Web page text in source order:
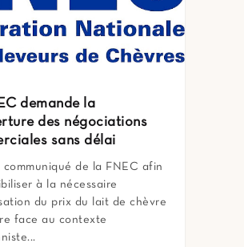
demande la
des négociations
sans délai
communiqué de la FNEC afin
à la nécessaire
du prix du lait de chèvre
face au contexte